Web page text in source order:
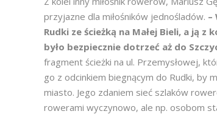
przyjazne dla miłośników jednośladów. –
Rudki ze ścieżką na Małej Bieli, a ją
było bezpiecznie dotrzeć aż do
fragment ścieżki na ul. Przemysłowej,
go z odcinkiem biegnącym do Rudki, by
miasto. Jego zdaniem sieć szlaków
rowerami wyczynowo, ale np. osobom